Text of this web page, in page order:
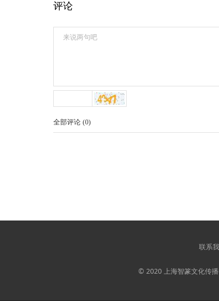
评论
全部评论 (0)
联系
© 2020 上海智篆文化传